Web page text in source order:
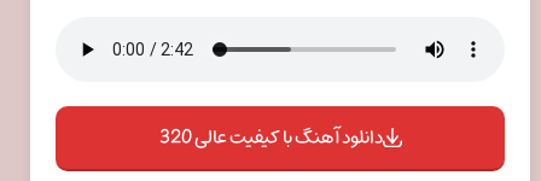
دانلود آهنگ با کیفیت عالی 320